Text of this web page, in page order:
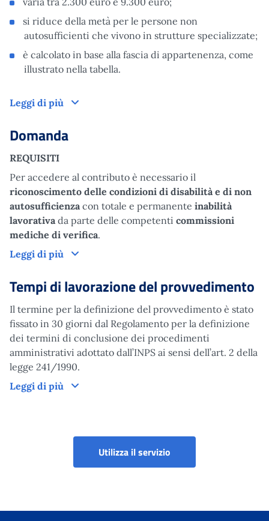
si riduce della metà per le persone non
autosufficienti che vivono in strutture specializzate;
è calcolato in base alla fascia di appartenenza, come
illustrato nella tabella.
Leggi di più Come funziona
Domanda
REQUISITI
Per accedere al contributo è necessario il
riconoscimento delle condizioni di disabilità e di non
autosufficienza con totale e permanente inabilità
lavorativa da parte delle competenti commissioni
mediche di verifica.
Leggi di più
Domanda
Tempi di lavorazione del provvedimento
Il termine per la definizione del provvedimento è stato
fissato in 30 giorni dal Regolamento per la definizione
dei termini di conclusione dei procedimenti
amministrativi adottato dall’INPS ai sensi dell’art. 2 della
legge 241/1990.
Leggi di più
Tempi di lavorazione del provvedimento
Utilizza il servizio